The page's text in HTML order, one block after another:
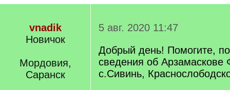
vnadik
Новичок
Мордовия,
Саранск
5 авг. 2020 11:47
Добрый день! Помогите,
сведения об Арзамаскове
с.Сивинь,